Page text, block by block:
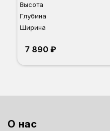
Высота
Глубина
Ширина
7 890 ₽
О нас